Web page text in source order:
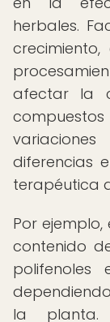
herbales.
afectar la
diferencias
terapéutica
Por
contenido
la planta.